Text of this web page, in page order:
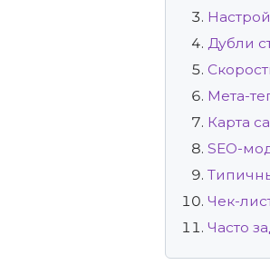
Дубли
Мета-
Карта
SEO-
Чек-
Часто